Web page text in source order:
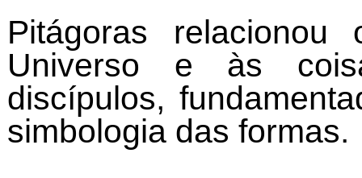
Pitágoras
Universo e às
discípulos,
simbologia das formas.